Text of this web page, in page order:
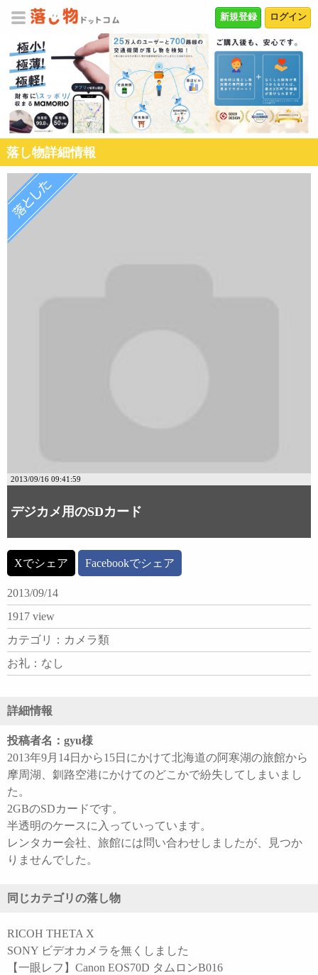
ログイン
新規登録
落し物詳細情報
2013/09/16 09:41:59
デジカメ用のSDカード
Xでシェア Facebookでシェア
2013/09/14
1917 view
カテゴリ：カメラ類
お礼：なし
詳細情報
投稿者名：gyu様
2013年9月14日から15日にかけて北海道の阿寒湖の旅館から
摩周湖、釧路空港にかけてのどこかで紛失してしまいまし
た。
2GBのSDカードです。
半透明のケースに入っていっています。
レンタカー会社、旅館には問い合わせしましたが、見つか
りませんでした。
同じカテゴリの落し物
RICOH THETA X
SONY ビデオカメラを無くしました
【一眼レフ】Canon EOS70D タムロンB016